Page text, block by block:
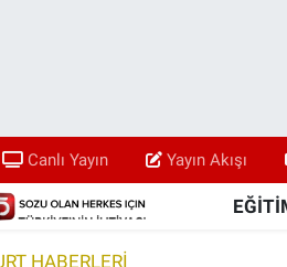
Canlı Yayın Yayın Akışı
HABERLERİ
ve Arşiv